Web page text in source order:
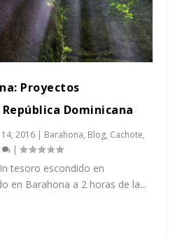
Proyectos
Dominicana
2016 | Barahona, Blog, Cachote,
|
tesoro escondido en
en Barahona a 2 horas de la...